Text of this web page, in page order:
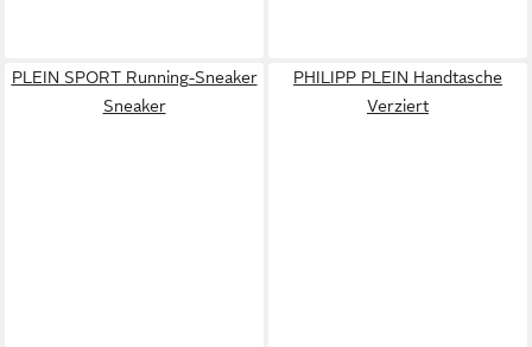
PLEIN SPORT Running-Sneaker
Sneaker
PHILIPP PLEIN Handtasche
Verziert